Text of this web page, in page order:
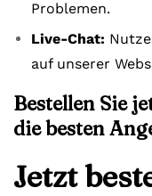
Problemen.
Live-Chat:
auf unserer
Bestellen Sie
die besten
Jetzt